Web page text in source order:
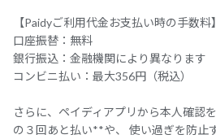
【Paidyご利用代金お支払い時の手数料】
口座振替：無料
銀行振込：金融機関により異なります
コンビニ払い：最大356円（税込）
さらに、ペイディアプリから本人確認
の３回あと払い**や、 使い過ぎを防止